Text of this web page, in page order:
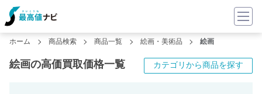
ホーム 商品検索 商品一覧 絵画・美術品 絵画
絵画の高価買取価格一覧 カテゴリから商品を探す